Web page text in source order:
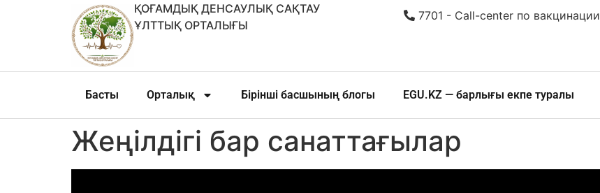
ҚОҒАМДЫҚ ДЕНСАУЛЫҚ САҚТАУ
ҰЛТТЫҚ ОРТАЛЫҒЫ
7701 - Call-center по вакцинации
Басты Орталық Бірінші басшының блогы EGU.KZ — барлығы екпе туралы
Жеңілдігі бар санаттағылар